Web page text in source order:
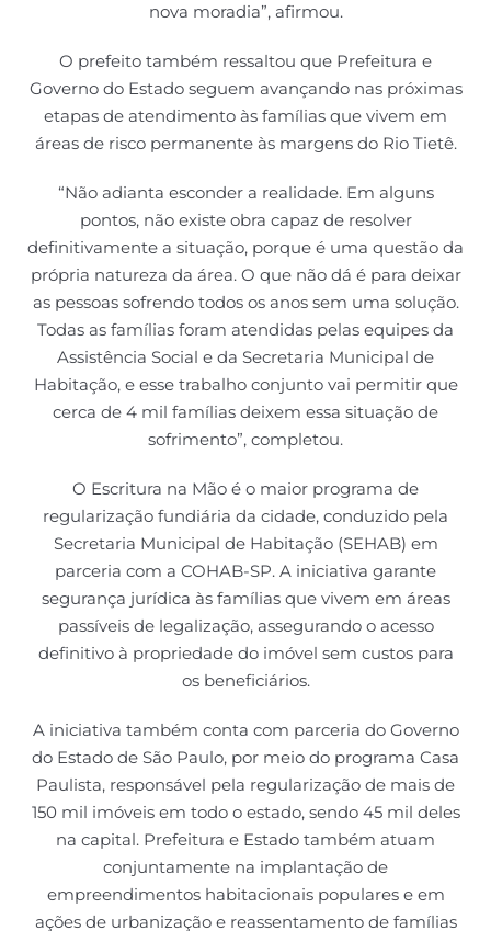
nova moradia”, afirmou.
O prefeito também ressaltou que Prefeitura e
Governo do Estado seguem avançando nas próximas
etapas de atendimento às famílias que vivem em
áreas de risco permanente às margens do Rio Tietê.
“Não adianta esconder a realidade. Em alguns
pontos, não existe obra capaz de resolver
definitivamente a situação, porque é uma questão da
própria natureza da área. O que não dá é para deixar
as pessoas sofrendo todos os anos sem uma solução.
Todas as famílias foram atendidas pelas equipes da
Assistência Social e da Secretaria Municipal de
Habitação, e esse trabalho conjunto vai permitir que
cerca de 4 mil famílias deixem essa situação de
sofrimento”, completou.
O Escritura na Mão é o maior programa de
regularização fundiária da cidade, conduzido pela
Secretaria Municipal de Habitação (SEHAB) em
parceria com a COHAB-SP. A iniciativa garante
segurança jurídica às famílias que vivem em áreas
passíveis de legalização, assegurando o acesso
definitivo à propriedade do imóvel sem custos para
os beneficiários.
A iniciativa também conta com parceria do Governo
do Estado de São Paulo, por meio do programa Casa
Paulista, responsável pela regularização de mais de
150 mil imóveis em todo o estado, sendo 45 mil deles
na capital. Prefeitura e Estado também atuam
conjuntamente na implantação de
empreendimentos habitacionais populares e em
ações de urbanização e reassentamento de famílias